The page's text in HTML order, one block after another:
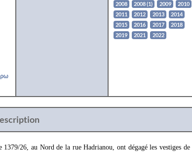
2008
2008 (1) 2009
2010
2011
2012 2013
2014
2015
2016 2017
2018
2019
2021 2022
26, au Nord de la rue Hadrianou, ont dégagé les vestiges de